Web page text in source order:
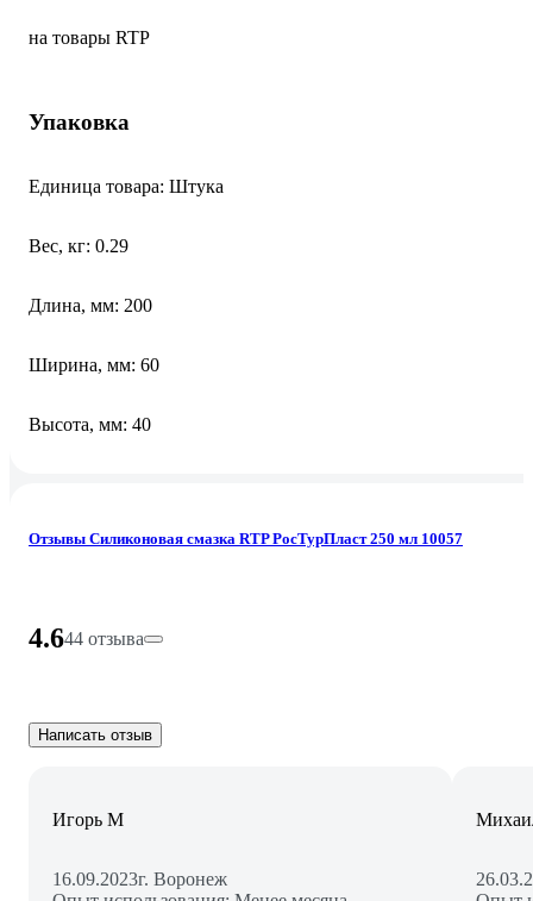
на товары RTP
Упаковка
Единица товара: Штука
Вес, кг: 0.29
Длина, мм: 200
Ширина, мм: 60
Высота, мм: 40
Отзывы Силиконовая смазка RTP РосТурПласт 250 мл 10057
4.644 отзыва
Написать отзыв
Игорь М
16.09.2023г. Воронеж